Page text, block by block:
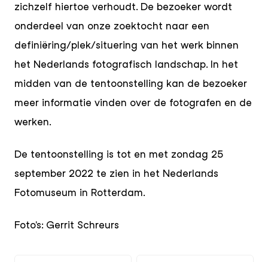
zichzelf hiertoe verhoudt. De bezoeker wordt
onderdeel van onze zoektocht naar een
definiëring/plek/situering van het werk binnen
het Nederlands fotografisch landschap. In het
midden van de tentoonstelling kan de bezoeker
meer informatie vinden over de fotografen en de
werken.
De tentoonstelling is tot en met zondag 25
september 2022 te zien in het Nederlands
Fotomuseum in Rotterdam.
Foto's: Gerrit Schreurs